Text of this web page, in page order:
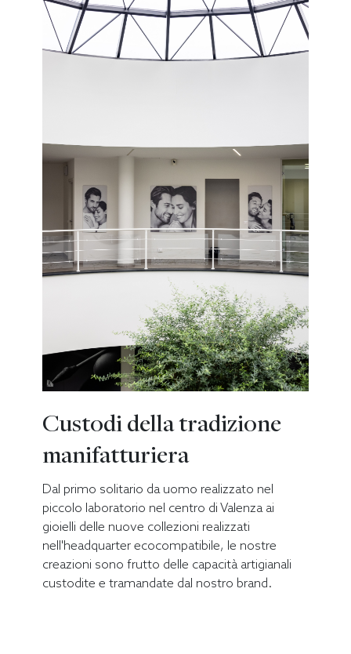
Custodi della tradizione
manifatturiera
Dal primo solitario da uomo realizzato nel
piccolo laboratorio nel centro di Valenza ai
gioielli delle nuove collezioni realizzati
nell'headquarter ecocompatibile, le nostre
creazioni sono frutto delle capacità artigianali
custodite e tramandate dal nostro brand.